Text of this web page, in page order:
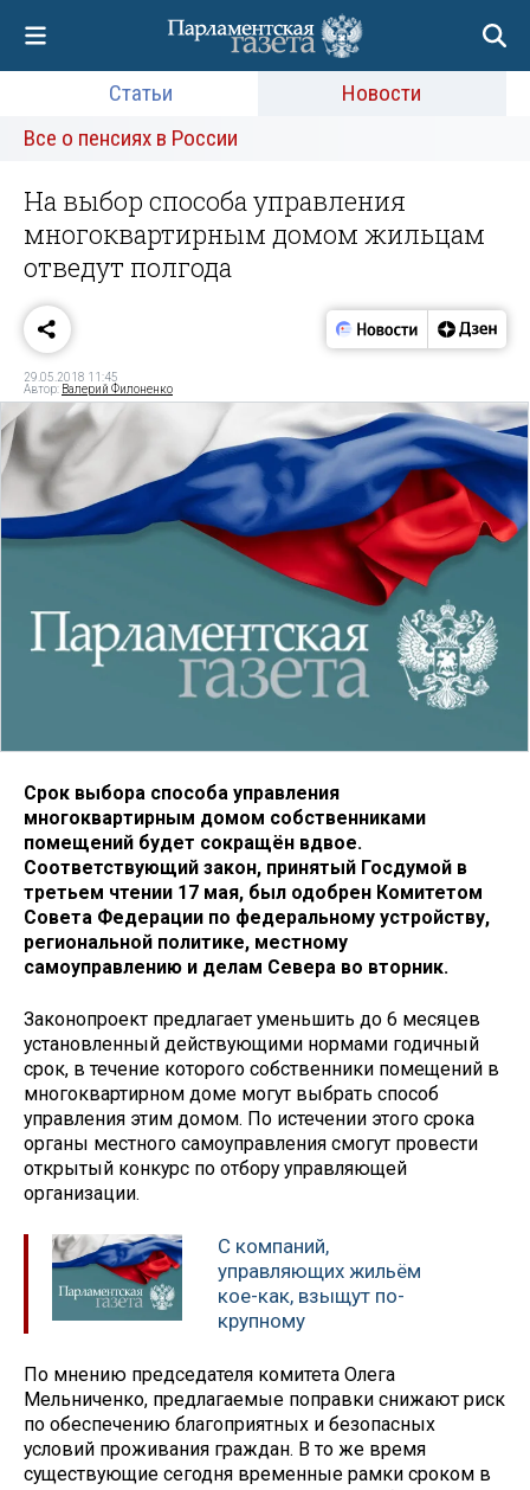
Статьи
Новости
Все о пенсиях в России
На выбор способа управления
многоквартирным домом жильцам
отведут полгода
29.05.2018 11:45
Автор: Валерий Филоненко
Срок выбора способа управления
многоквартирным домом собственниками
помещений будет сокращён вдвое.
Соответствующий закон, принятый Госдумой в
третьем чтении 17 мая, был одобрен Комитетом
Совета Федерации по федеральному устройству,
региональной политике, местному
самоуправлению и делам Севера во вторник.
Законопроект предлагает уменьшить до 6 месяцев
установленный действующими нормами годичный
срок, в течение которого собственники помещений в
многоквартирном доме могут выбрать способ
управления этим домом. По истечении этого срока
органы местного самоуправления смогут провести
открытый конкурс по отбору управляющей
организации.
С компаний,
управляющих жильём
кое-как, взыщут по-
крупному
По мнению председателя комитета Олега
Мельниченко, предлагаемые поправки снижают риск
по обеспечению благоприятных и безопасных
условий проживания граждан. В то же время
существующие сегодня временные рамки сроком в